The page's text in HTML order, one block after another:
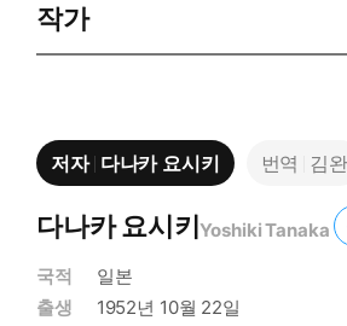
작가
저자 다나카 요시키 번역 김완
다나카 요시키Yoshiki Tanaka
국적
일본
출생
1952년 10월 22일